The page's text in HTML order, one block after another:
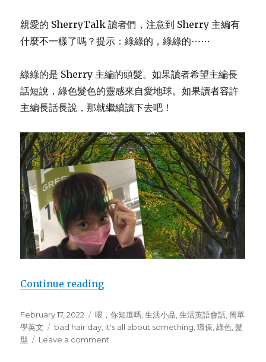
心
靈
問
親愛的 SherryTalk 讀者們，注意到 Sherry 主編有
什麼不一樣了嗎？提示：綠綠的，綠綠的⋯⋯
綠綠的是 Sherry 主編的頭髮。如果讀者希望主編長
話短說，綠色髮色的靈感來自愛地球。如果讀者容許
主編長話長說，那就繼續讀下去吧！
Continue reading
Posted
on
February 17, 2022 Categories
喂，你知道嗎 ,生活小品 ,生活英語會話 ,簡單
學英文
Tags
bad hair day it's all about something ,環保 ,綠色 ,髮
型
Leave a comment